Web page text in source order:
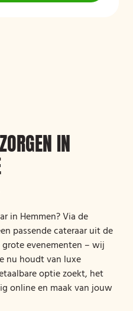
IN
in Hemmen? Via de
passende cateraar uit de
evenementen – wij
nu houdt van luxe
optie zoekt, het
online en maak van jouw